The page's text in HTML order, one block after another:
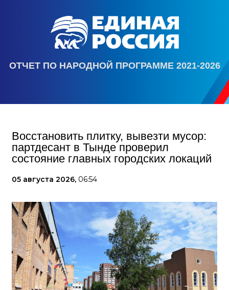
ОТЧЕТ ПО НАРОДНОЙ ПРОГРАММЕ 2021-2026
Восстановить плитку, вывезти мусор:
партдесант в Тынде проверил
состояние главных городских локаций
05 августа 2026, 06:54